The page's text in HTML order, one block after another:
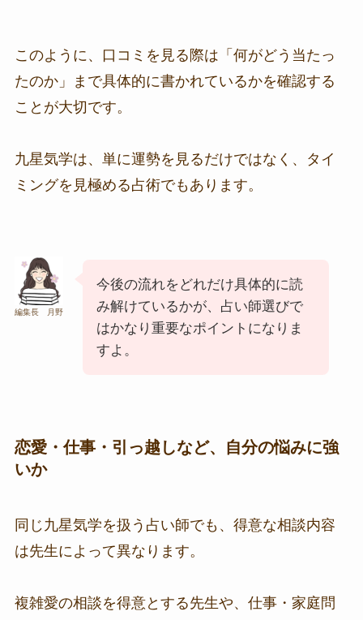
このように、口コミを見る際は「何がどう当たっ
たのか」まで具体的に書かれているかを確認する
ことが大切です。
九星気学は、単に運勢を見るだけではなく、タイ
ミングを見極める占術でもあります。
編集長 月野
今後の流れをどれだけ具体的に読
み解けているかが、占い師選びで
はかなり重要なポイントになりま
すよ。
恋愛・仕事・引っ越しなど、自分の悩みに強
いか
同じ九星気学を扱う占い師でも、得意な相談内容
は先生によって異なります。
複雑愛の相談を得意とする先生や、仕事・家庭問